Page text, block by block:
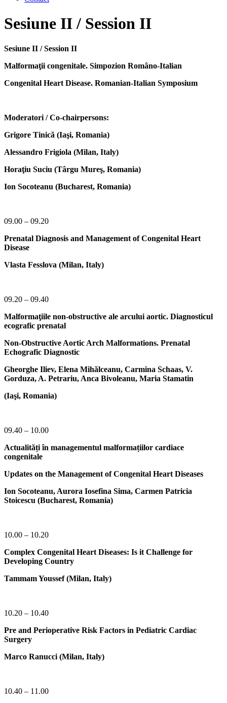
to
Sesiune II / Session II
Sesiune II / Session II
Malformaţii congenitale. Simpozion Româno-Italian
Congenital Heart Disease. Romanian-Italian Symposium
Moderatori / Co-chairpersons:
Grigore Tinică (Iaşi, Romania)
Alessandro Frigiola (Milan, Italy)
Horaţiu Suciu (Târgu Mureş, Romania)
Ion Socoteanu (Bucharest, Romania)
09.00 – 09.20
Prenatal Diagnosis and Management of Congenital Heart
Disease
Vlasta Fesslova (Milan, Italy)
09.20 – 09.40
Malformaţiile non-obstructive ale arcului aortic. Diagnosticul
ecografic prenatal
Non-Obstructive Aortic Arch Malformations. Prenatal
Echografic Diagnostic
Gheorghe Iliev, Elena Mihălceanu, Carmina Schaas, V.
Gorduza, A. Petrariu, Anca Bivoleanu, Maria Stamatin
(Iaşi, Romania)
09.40 – 10.00
Actualități în managementul malformațiilor cardiace
congenitale
Updates on the Management of Congenital Heart Diseases
Ion Socoteanu, Aurora Iosefina Sima, Carmen Patricia
Stoicescu (Bucharest, Romania)
10.00 – 10.20
Complex Congenital Heart Diseases: Is it Challenge for
Developing Country
Tammam Youssef (Milan, Italy)
10.20 – 10.40
Pre and Perioperative Risk Factors in Pediatric Cardiac
Surgery
Marco Ranucci (Milan, Italy)
10.40 – 11.00